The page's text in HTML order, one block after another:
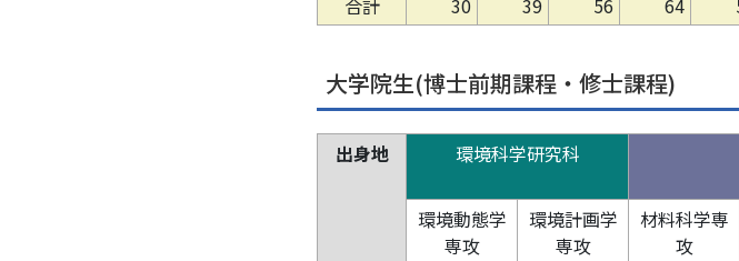
合計
30 39 56 64
大学院生(博士前期課程・修士課程)
出身地 環境科学研究科
環境動態学
専攻
環境計画学
専攻
材料科学専
攻